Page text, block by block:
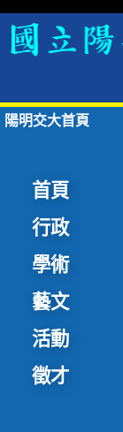
陽明交大首頁
首頁
行政
學術
藝文
活動
徵才